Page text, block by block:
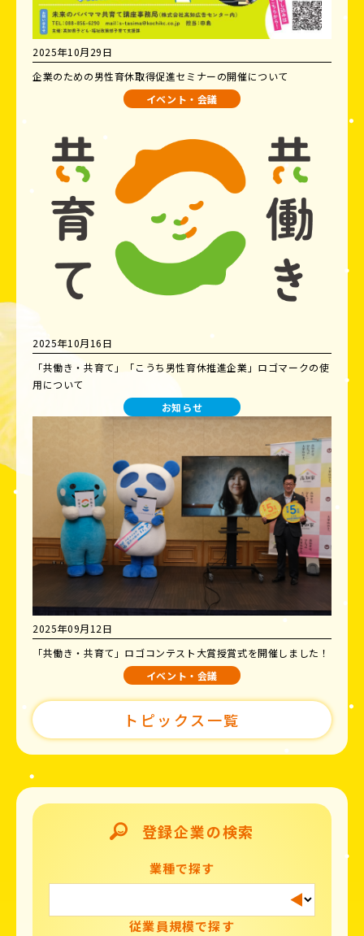
2025年10月29日
企業のための男性育休取得促進セミナーの開催について
イベント・会議
2025年10月16日
「共働き・共育て」「こうち男性育休推進企業」ロゴマークの使
用について
お知らせ
2025年09月12日
「共働き・共育て」ロゴコンテスト大賞授賞式を開催しました！
イベント・会議
トピックス一覧
登録企業の検索
業種で探す
従業員規模で探す